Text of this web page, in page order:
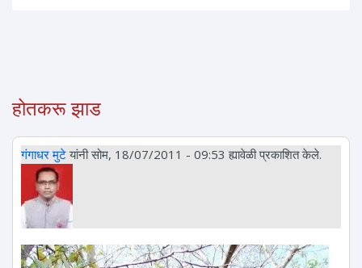
होतकरू झाड
गंगाधर मुटेयांनी सोम, 18/07/2011 - 09:53 ह्यावेळी प्रकाशित केले.